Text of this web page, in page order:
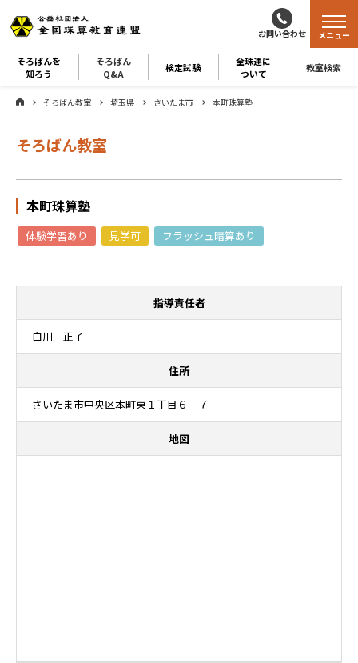
お問い合わせ
そろばんを
知ろう
そろばん
Q&A
検定試験
全珠連に
ついて
教室検索
メニュー
そろばん教室 埼玉県 さいたま市 本町珠算塾
そろばん教室
本町珠算塾
体験学習あり 見学可 フラッシュ暗算あり
指導責任者
白川 正子
住所
さいたま市中央区本町東１丁目６－７
地図